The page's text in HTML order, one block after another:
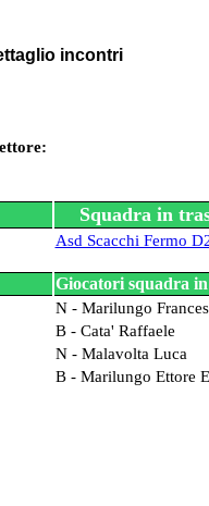
incontri
Squadra in
Asd Scacchi Fermo
Giocatori squadra
N - Marilungo
B - Cata' Raffaele
N - Malavolta Luca
B - Marilungo Ettore